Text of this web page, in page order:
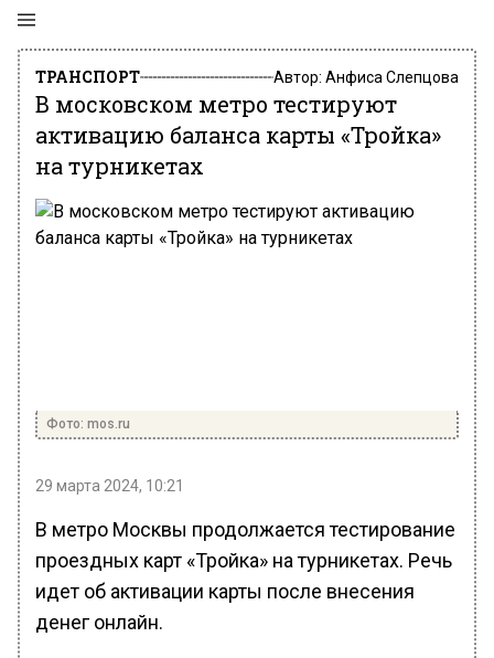
ТРАНСПОРТ Автор: Анфиса Слепцова
В московском метро тестируют
активацию баланса карты «Тройка»
на турникетах
Фото: mos.ru
29 марта 2024, 10:21
В метро Москвы продолжается тестирование
проездных карт «Тройка» на турникетах. Речь
идет об активации карты после внесения
денег онлайн.